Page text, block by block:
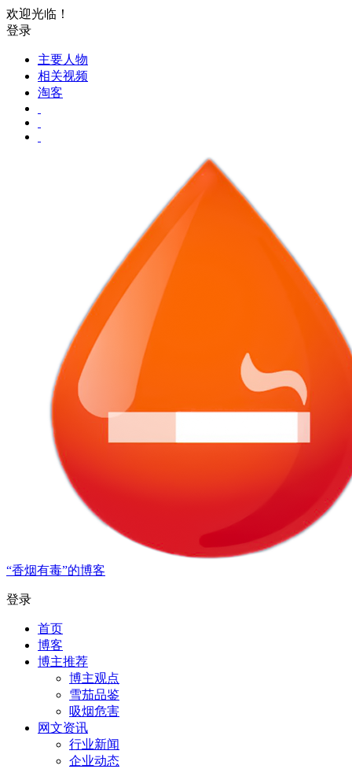
欢迎光临！
登录
主要人物
相关视频
淘客
“香烟有毒”的博客
登录
首页
博客
博主推荐
博主观点
雪茄品鉴
吸烟危害
网文资讯
行业新闻
企业动态